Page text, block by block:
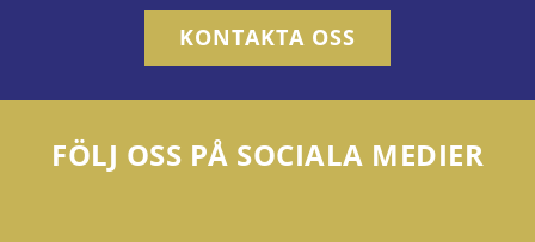
KONTAKTA OSS
FÖLJ OSS PÅ SOCIALA MEDIER